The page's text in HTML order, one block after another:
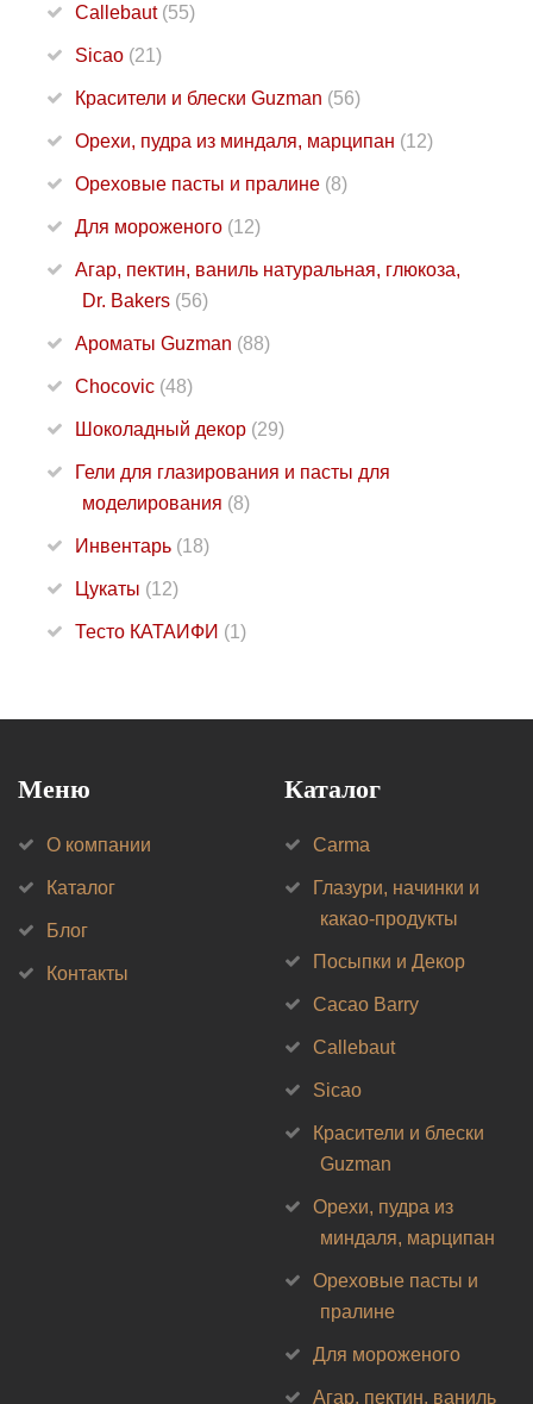
Callebaut (55)
Sicao (21)
Красители и блески Guzman (56)
Орехи, пудра из миндаля, марципан (12)
Ореховые пасты и пралине (8)
Для мороженого (12)
Агар, пектин, ваниль натуральная, глюкоза,
Dr. Bakers (56)
Ароматы Guzman (88)
Chocovic (48)
Шоколадный декор (29)
Гели для глазирования и пасты для
моделирования (8)
Инвентарь (18)
Цукаты (12)
Тесто КАТАИФИ (1)
Меню
О компании
Каталог
Блог
Контакты
Каталог
Carma
Глазури, начинки и
какао-продукты
Посыпки и Декор
Cacao Barry
Callebaut
Sicao
Красители и блески
Guzman
Орехи, пудра из
миндаля, марципан
Ореховые пасты и
пралине
Для мороженого
Агар, пектин, ваниль